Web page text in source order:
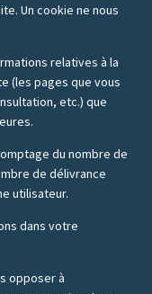
Un cookie ne nous
relatives à la
(les pages que vous
etc.) que
du nombre de
de délivrance
utilisateur.
dans votre
opposer à